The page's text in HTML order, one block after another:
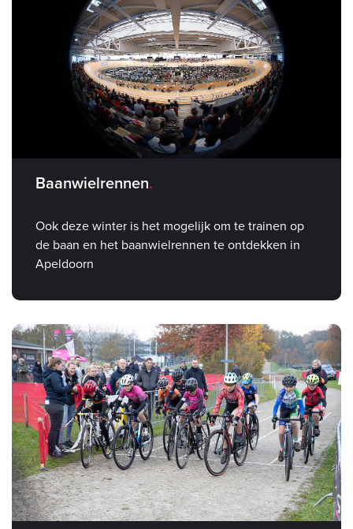
Baanwielrennen
Ook deze winter is het mogelijk om te trainen op
de baan en het baanwielrennen te ontdekken in
Apeldoorn